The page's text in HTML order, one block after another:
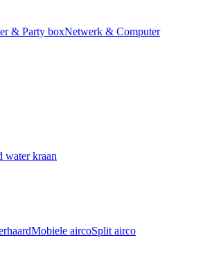
& Party boxNetwerk & Computer
water kraan
Mobiele aircoSplit airco